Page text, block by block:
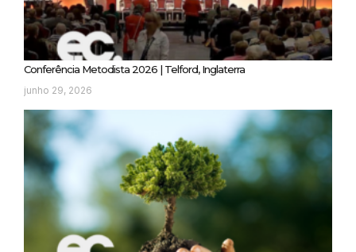
Conferência Metodista 2026 | Telford, Inglaterra
junho 29, 2026